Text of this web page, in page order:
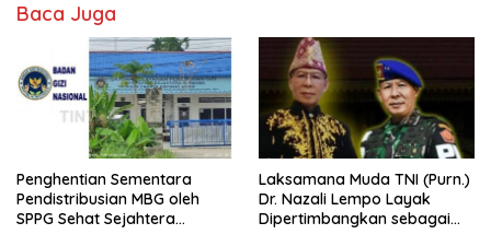
Baca Juga
Penghentian Sementara
Pendistribusian MBG oleh
SPPG Sehat Sejahtera
Laksamana Muda TNI (Purn.)
Dr. Nazali Lempo Layak
Dipertimbangkan sebagai